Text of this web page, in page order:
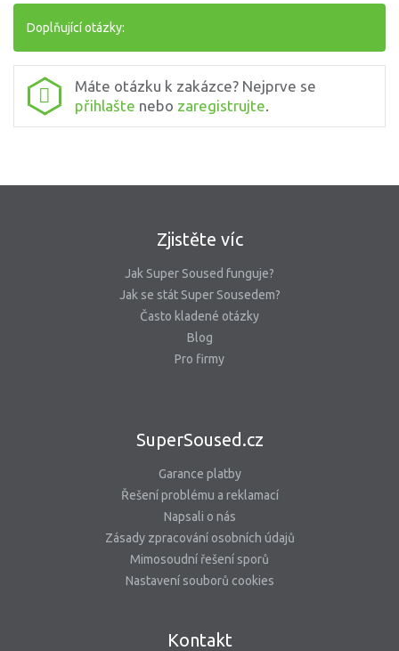
Doplňující otázky:
Máte otázku k zakázce? Nejprve se
přihlašte nebo zaregistrujte.
Zjistěte víc
Jak Super Soused funguje?
Jak se stát Super Sousedem?
Často kladené otázky
Blog
Pro firmy
SuperSoused.cz
Garance platby
Řešení problému a reklamací
Napsali o nás
Zásady zpracování osobních údajů
Mimosoudní řešení sporů
Nastavení souborů cookies
Kontakt